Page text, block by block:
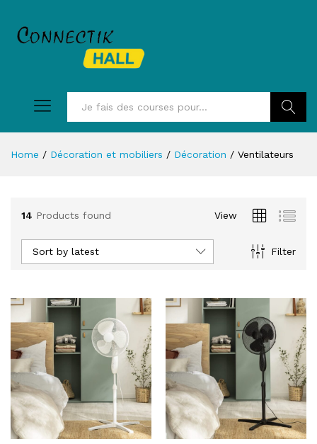
Home / Décoration et mobiliers / Décoration / Ventilateurs
14 Products found View
Filter
Sort by latest